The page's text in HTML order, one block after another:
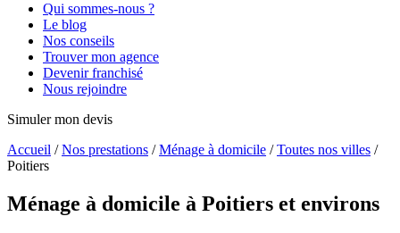
Qui sommes-nous ?
Le blog
Nos conseils
Trouver mon agence
Devenir franchisé
Nous rejoindre
Simuler mon devis
Accueil /Nos prestations /Ménage à domicile /Toutes nos villes /
Poitiers
Ménage à domicile à Poitiers et environs